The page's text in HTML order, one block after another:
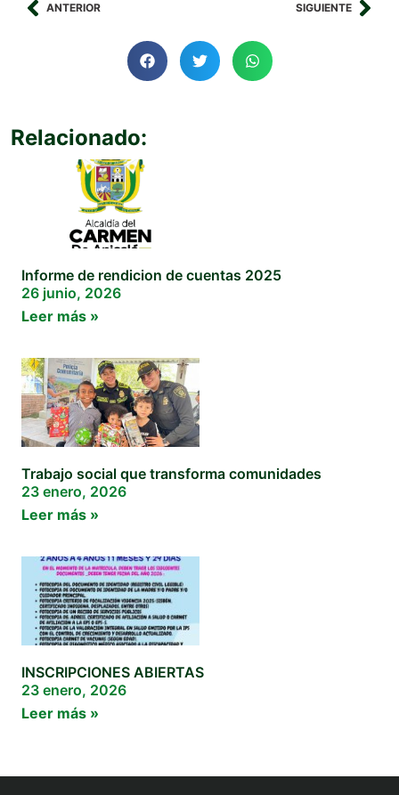
ANTERIOR SIGUIENTE
Relacionado:
Informe de rendicion de cuentas 2025
26 junio, 2026
Leer más »
Trabajo social que transforma comunidades
23 enero, 2026
Leer más »
INSCRIPCIONES ABIERTAS
23 enero, 2026
Leer más »